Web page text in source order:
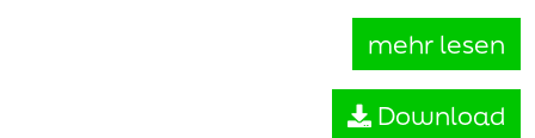
mehr lesen
Download